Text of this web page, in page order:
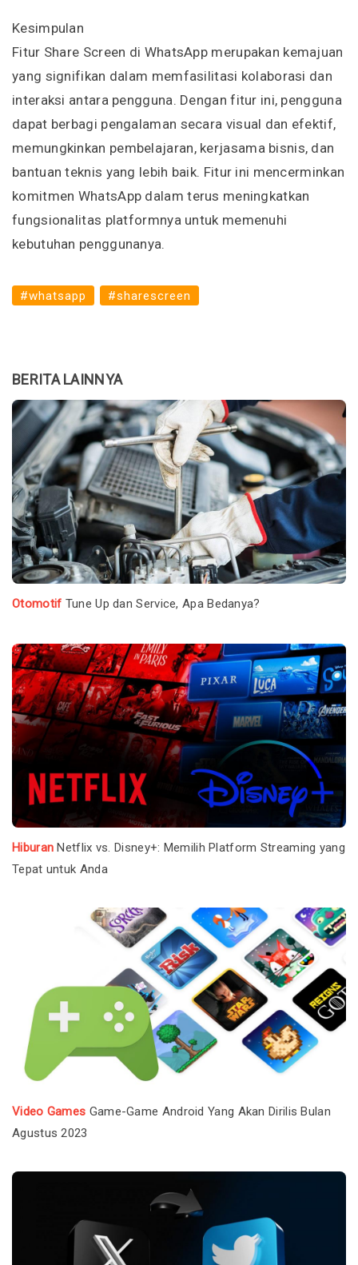
Kesimpulan
Fitur Share Screen di WhatsApp merupakan kemajuan
yang signifikan dalam memfasilitasi kolaborasi dan
interaksi antara pengguna. Dengan fitur ini, pengguna
dapat berbagi pengalaman secara visual dan efektif,
memungkinkan pembelajaran, kerjasama bisnis, dan
bantuan teknis yang lebih baik. Fitur ini mencerminkan
komitmen WhatsApp dalam terus meningkatkan
fungsionalitas platformnya untuk memenuhi
kebutuhan penggunanya.
#whatsapp #sharescreen
BERITA LAINNYA
Otomotif Tune Up dan Service, Apa Bedanya?
Hiburan Netflix vs. Disney+: Memilih Platform Streaming yang
Tepat untuk Anda
Video Games Game-Game Android Yang Akan Dirilis Bulan
Agustus 2023